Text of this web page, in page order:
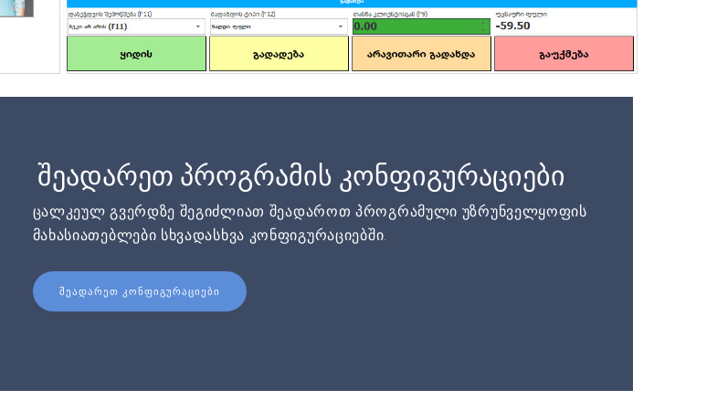
შეადარეთ პროგრამის კონფიგურაციები
ცალკეულ გვერდზე შეგიძლიათ შეადაროთ პროგრამული უზრუნველყოფის
მახასიათებლები სხვადასხვა კონფიგურაციებში.
ᲨᲔᲐᲓᲐᲠᲔᲗ ᲙᲝᲜᲤᲘᲒᲣᲠᲐᲪᲘᲔᲑᲘ